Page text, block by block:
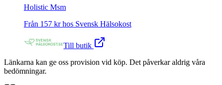
Holistic Msm
Från 157 kr hos Svensk Hälsokost
Till butik
Länkarna kan ge oss provision vid köp. Det påverkar aldrig våra
bedömningar.